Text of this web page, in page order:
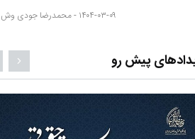
۱۴۰۴-۰۳-۰۹ - محمدرضا جودی وش
پیش رو